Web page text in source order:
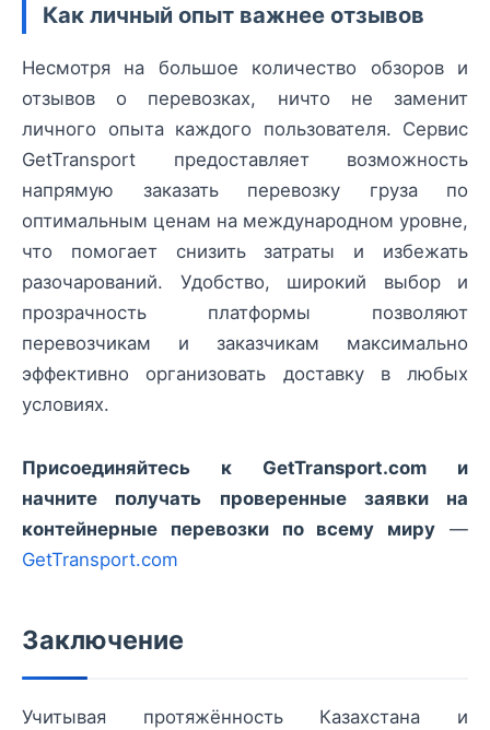
Как личный опыт важнее отзывов
Несмотря на большое количество обзоров и
отзывов о перевозках, ничто не заменит
личного опыта каждого пользователя. Сервис
GetTransport предоставляет возможность
напрямую заказать перевозку груза по
оптимальным ценам на международном уровне,
что помогает снизить затраты и избежать
разочарований. Удобство, широкий выбор и
прозрачность платформы позволяют
перевозчикам и заказчикам максимально
эффективно организовать доставку в любых
условиях.
Присоединяйтесь к GetTransport.com и
начните получать проверенные заявки на
контейнерные перевозки по всему миру —
GetTransport.com
Заключение
Учитывая протяжённость Казахстана и